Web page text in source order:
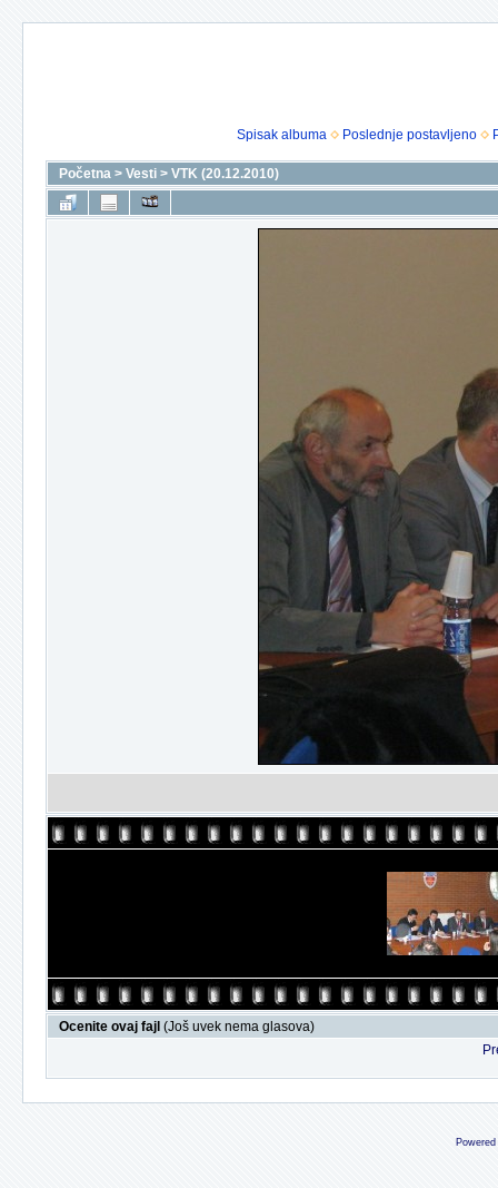
Spisak albuma Poslednje postavljeno
Početna > Vesti > VTK (20.12.2010)
Ocenite ovaj fajl (Još uvek nema glasova)